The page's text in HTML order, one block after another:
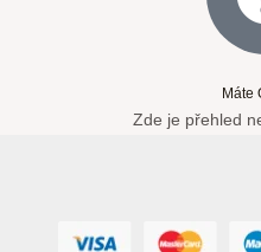
Máte
Zde je přehled